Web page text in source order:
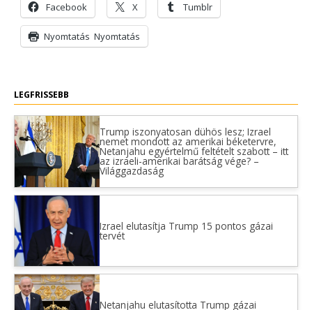
Facebook X Tumblr
Nyomtatás Nyomtatás
LEGFRISSEBB
Trump iszonyatosan dühös lesz; Izrael
nemet mondott az amerikai béketervre,
Netanjahu egyértelmű feltételt szabott – itt
az izraeli-amerikai barátság vége? –
Világgazdaság
Izrael elutasítja Trump 15 pontos gázai
tervét
Netanjahu elutasította Trump gázai